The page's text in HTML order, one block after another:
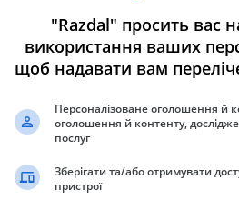
А также освещены вопросы: как
Большое внимание уделено
Книга для любителей,
"Razdal" просить вас
використання ваших
щоб надавати вам
Персоналізоване оголошення й
оголошення й контенту,
послуг
Зберігати та/або отримувати
пристрої